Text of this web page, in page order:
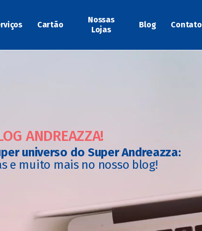
Cartão
Nossas
Lojas
Blog Contato
ANDREAZZA!
universo do Super Andreazza:
e muito mais no nosso blog!